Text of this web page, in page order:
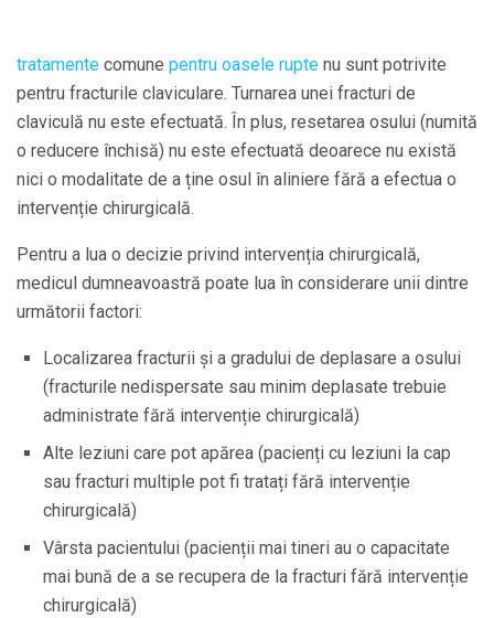
tratamente comune pentru oasele rupte nu sunt potrivite
pentru fracturile claviculare. Turnarea unei fracturi de
claviculă nu este efectuată. În plus, resetarea osului (numită
o reducere închisă) nu este efectuată deoarece nu există
nici o modalitate de a ține osul în aliniere fără a efectua o
intervenție chirurgicală.
Pentru a lua o decizie privind intervenția chirurgicală,
medicul dumneavoastră poate lua în considerare unii dintre
următorii factori:
Localizarea fracturii și a gradului de deplasare a osului
(fracturile nedispersate sau minim deplasate trebuie
administrate fără intervenție chirurgicală)
Alte leziuni care pot apărea (pacienți cu leziuni la cap
sau fracturi multiple pot fi tratați fără intervenție
chirurgicală)
Vârsta pacientului (pacienții mai tineri au o capacitate
mai bună de a se recupera de la fracturi fără intervenție
chirurgicală)